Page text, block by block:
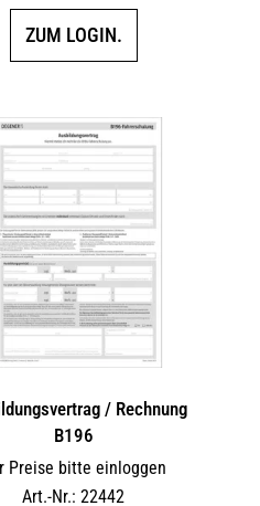
ZUM LOGIN.
/ Rechnung
B196
Preise bitte einloggen
Art.-Nr.: 22442